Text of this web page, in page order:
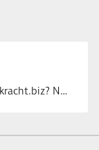
Uw vacature voor 4 weken op www.pakkracht.biz? Neem dan contact op met Yannick van …